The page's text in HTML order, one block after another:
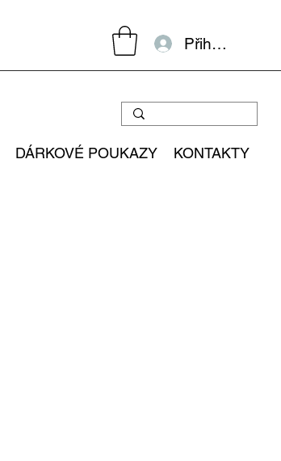
Přihlásit se
DÁRKOVÉ POUKAZY KONTAKTY